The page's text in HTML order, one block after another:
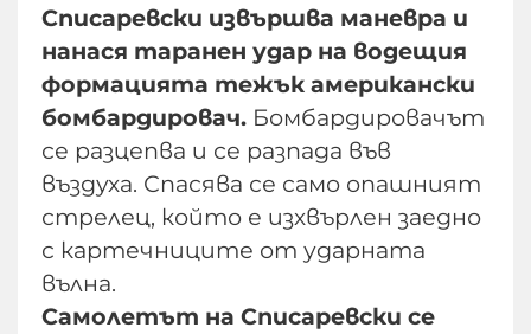
Списаревски извършва маневра и
нанася таранен удар на водещия
формацията тежък американски
бомбардировач. Бомбардировачът
се разцепва и се разпада във
въздуха. Спасява се само опашният
стрелец, който е изхвърлен заедно
с картечниците от ударната
вълна.
Самолетът на Списаревски се